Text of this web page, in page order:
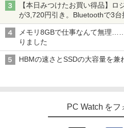
【本日みつけたお買い得品】
が3,720円引き。Bluetoothで3台
メモリ8GBで仕事なんて無理
りました
HBMの速さとSSDの大容量を兼
PC Watch をフ